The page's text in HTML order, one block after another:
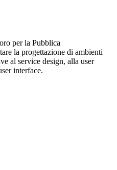
per la Pubblica
la progettazione di ambienti
al service design, alla user
interface.